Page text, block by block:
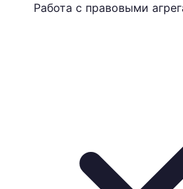
Работа с правовыми